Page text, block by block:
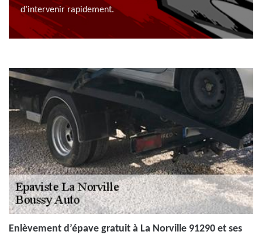
d’intervenir rapidement.
Enlèvement d’épave gratuit à La Norville 91290 et ses